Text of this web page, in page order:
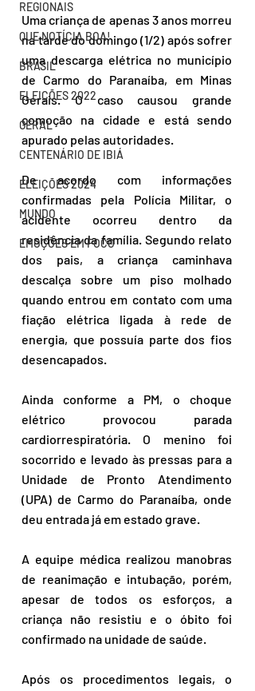
REGIONAIS
QUE NOTÍCIA BOA!
BRASIL
ELEIÇÕES 2022
GERAL
CENTENÁRIO DE IBIÁ
ELEIÇÕES 2024
MUNDO
EMOÇÕES EM FOCO
Uma criança de apenas 3 anos morreu
na tarde do domingo (1/2) após sofrer
uma descarga elétrica no município
de Carmo do Paranaíba, em Minas
Gerais. O caso causou grande
comoção na cidade e está sendo
apurado pelas autoridades.
De acordo com informações
confirmadas pela Polícia Militar, o
acidente ocorreu dentro da
residência da família. Segundo relato
dos pais, a criança caminhava
descalça sobre um piso molhado
quando entrou em contato com uma
fiação elétrica ligada à rede de
energia, que possuía parte dos fios
desencapados.
Ainda conforme a PM, o choque
elétrico provocou parada
cardiorrespiratória. O menino foi
socorrido e levado às pressas para a
Unidade de Pronto Atendimento
(UPA) de Carmo do Paranaíba, onde
deu entrada já em estado grave.
A equipe médica realizou manobras
de reanimação e intubação, porém,
apesar de todos os esforços, a
criança não resistiu e o óbito foi
confirmado na unidade de saúde.
Após os procedimentos legais, o